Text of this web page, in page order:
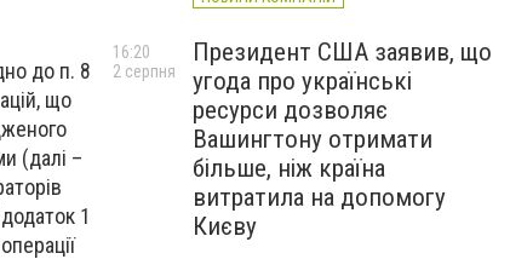
до п. 8
що
(далі –
1
Президент США заявив, що
угода про українські
ресурси дозволяє
Вашингтону отримати
більше, ніж країна
витратила на допомогу
Києву
16:20
2 серпня